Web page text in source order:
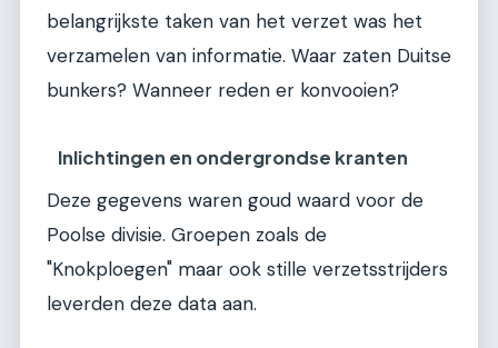
belangrijkste taken van het verzet was het
verzamelen van informatie. Waar zaten Duitse
bunkers? Wanneer reden er konvooien?
Inlichtingen en ondergrondse kranten
Deze gegevens waren goud waard voor de
Poolse divisie. Groepen zoals de
"Knokploegen" maar ook stille verzetsstrijders
leverden deze data aan.